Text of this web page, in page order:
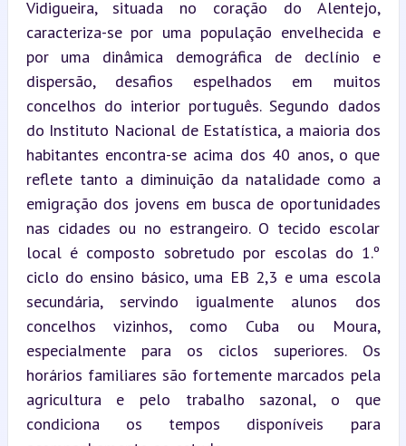
Vidigueira, situada no coração do Alentejo,
caracteriza-se por uma população envelhecida e
por uma dinâmica demográfica de declínio e
dispersão, desafios espelhados em muitos
concelhos do interior português. Segundo dados
do Instituto Nacional de Estatística, a maioria dos
habitantes encontra-se acima dos 40 anos, o que
reflete tanto a diminuição da natalidade como a
emigração dos jovens em busca de oportunidades
nas cidades ou no estrangeiro. O tecido escolar
local é composto sobretudo por escolas do 1.º
ciclo do ensino básico, uma EB 2,3 e uma escola
secundária, servindo igualmente alunos dos
concelhos vizinhos, como Cuba ou Moura,
especialmente para os ciclos superiores. Os
horários familiares são fortemente marcados pela
agricultura e pelo trabalho sazonal, o que
condiciona os tempos disponíveis para